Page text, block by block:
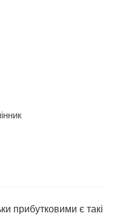
прибутковими є такі